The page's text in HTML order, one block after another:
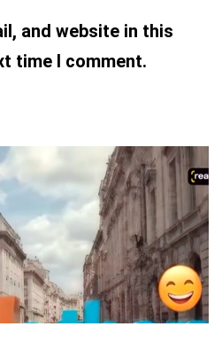
and website in this
time I comment.